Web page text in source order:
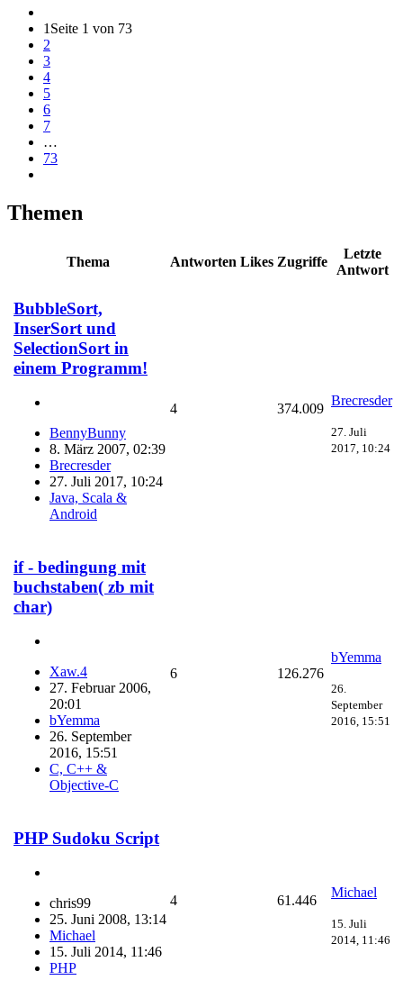
1 Seite 1 von 73
2
3
4
5
6
7
…
73
Themen
Thema Antworten Likes Zugriffe
Letzte
Antwort
BubbleSort,
InserSort und
SelectionSort in
einem Programm!
BennyBunny
8. März 2007, 02:39
Brecresder
27. Juli 2017, 10:24
Java, Scala &
Android
4 374.009
Brecresder
27. Juli
2017, 10:24
if - bedingung mit
buchstaben( zb mit
char)
Xaw.4
27. Februar 2006,
20:01
bYemma
26. September
2016, 15:51
C, C++ &
Objective-C
6 126.276
bYemma
26.
September
2016, 15:51
PHP Sudoku Script
chris99
25. Juni 2008, 13:14
Michael
15. Juli 2014, 11:46
PHP
4 61.446
Michael
15. Juli
2014, 11:46